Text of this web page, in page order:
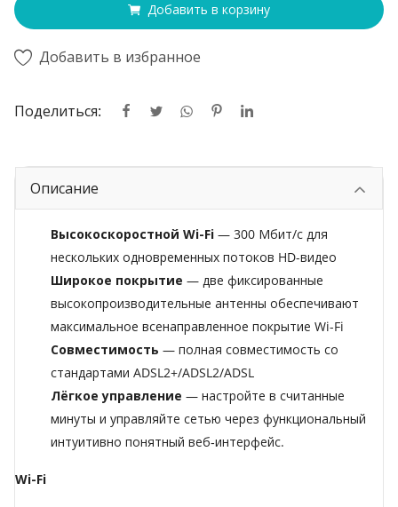
Добавить в корзину
Добавить в избранное
Поделиться:
Описание
Высокоскоростной Wi-Fi — 300 Мбит/с для
нескольких одновременных потоков HD-видео
Широкое покрытие — две фиксированные
высокопроизводительные антенны обеспечивают
максимальное всенаправленное покрытие Wi-Fi
Совместимость — полная совместимость со
стандартами ADSL2+/ADSL2/ADSL
Лёгкое управление — настройте в считанные
минуты и управляйте сетью через функциональный
интуитивно понятный веб‑интерфейс.
Wi-Fi